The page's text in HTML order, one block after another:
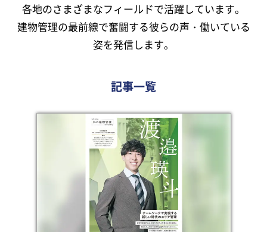
各地のさまざまなフィールドで活躍しています。
建物管理の最前線で奮闘する彼らの声・働いている
姿を発信します。
記事一覧